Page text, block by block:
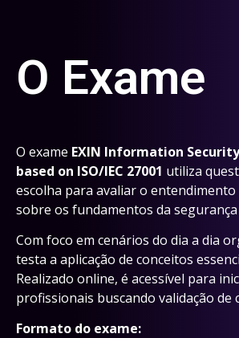
O Exame
O exame EXIN Information
based on ISO/IEC 27001 utiliza
escolha para avaliar o
sobre os fundamentos da
Com foco em cenários do dia a dia
testa a aplicação de conceitos
Realizado online, é acessível para
profissionais buscando validação de
Formato do exame: